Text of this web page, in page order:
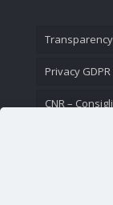
Privacy
CNR –